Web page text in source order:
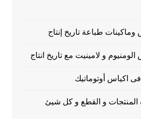
طباعة تاريخ إنتاج
و لامينيت مع تاريخ انتاج
اكياس أوتوماتيك
المنتجات و القطع و كل شيئ